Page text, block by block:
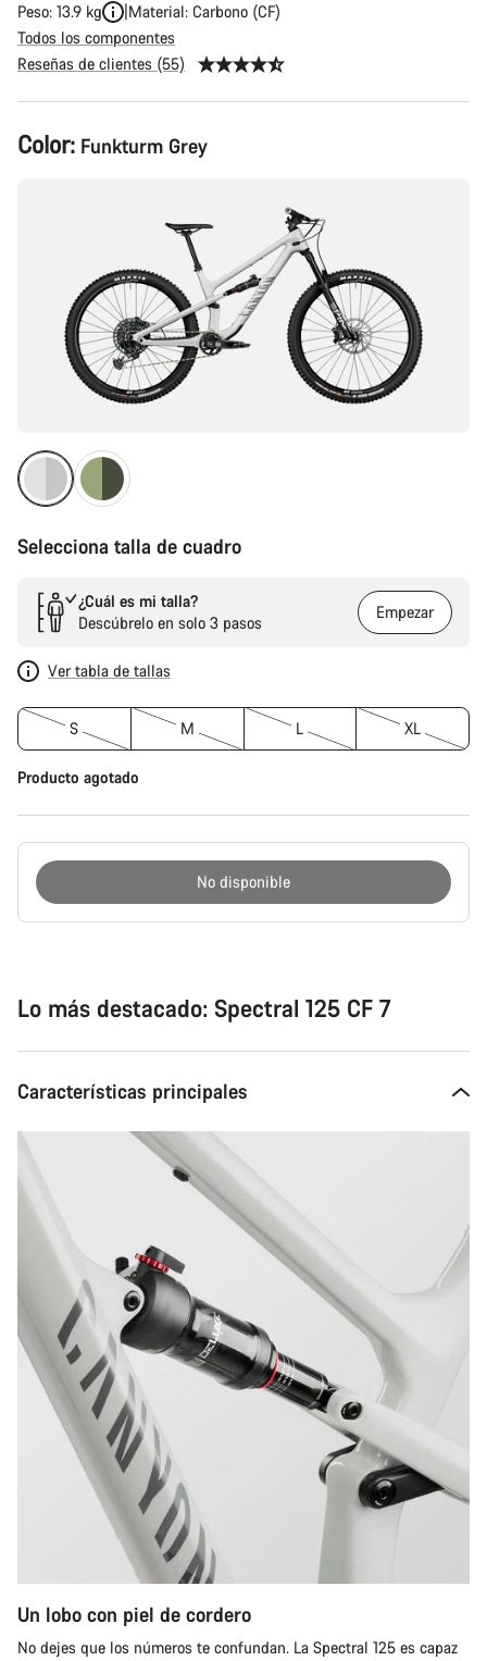
Peso: 13.9 kg
Material: Carbono (CF)
Todos los componentes
Reseñas de clientes (55)
Configuración
del
Color: Funkturm Grey
Selecciona talla de cuadro
¿Cuál es mi talla?
Descúbrelo en solo 3 pasos
Empezar
Ver tabla de tallas
S M L XL
Producto agotado
No disponible
Lo más destacado: Spectral 125 CF 7
Características principales
Un lobo con piel de cordero
No dejes que los números te confundan. La Spectral 125 es capaz